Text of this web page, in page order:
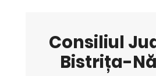
Consiliul
Bistrița-